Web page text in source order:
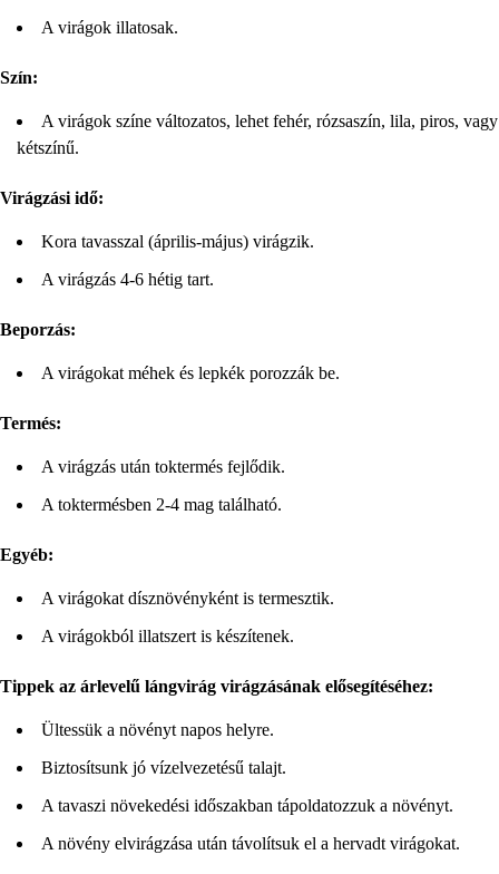
A virágok illatosak.
Szín:
A virágok színe változatos, lehet fehér, rózsaszín, lila, piros, vagy
kétszínű.
Virágzási idő:
Kora tavasszal (április-május) virágzik.
A virágzás 4-6 hétig tart.
Beporzás:
A virágokat méhek és lepkék porozzák be.
Termés:
A virágzás után toktermés fejlődik.
A toktermésben 2-4 mag található.
Egyéb:
A virágokat dísznövényként is termesztik.
A virágokból illatszert is készítenek.
Tippek az árlevelű lángvirág virágzásának elősegítéséhez:
Ültessük a növényt napos helyre.
Biztosítsunk jó vízelvezetésű talajt.
A tavaszi növekedési időszakban tápoldatozzuk a növényt.
A növény elvirágzása után távolítsuk el a hervadt virágokat.